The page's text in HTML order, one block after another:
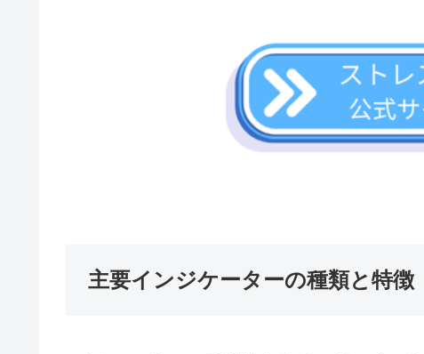
主要インジケーターの種類と特徴